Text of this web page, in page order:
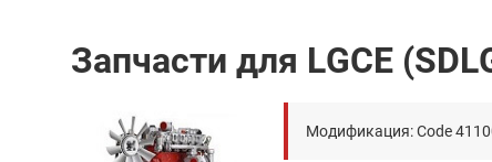
Запчасти для LGCE
Модификация: Code